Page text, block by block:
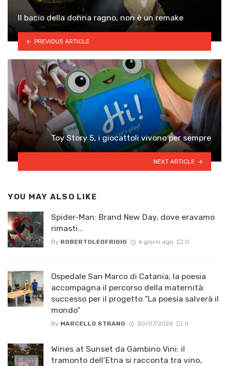
Il bacio della donna ragno, non è un remake
PREVIOUS ARTICLE
Toy Story 5, i giocattoli vivono per sempre
NEXT ARTICLE
YOU MAY ALSO LIKE
Spider-Man: Brand New Day, dove eravamo
rimasti…
By ROBERTOLEOFRIGIO 6 giorni ago 0
Ospedale San Marco di Catania, la poesia
accompagna il percorso della maternità:
successo per il progetto “La poesia salverà il
mondo”
By MARCELLO STRANO 30/07/2026 0
Wines at Sunset da Gambino Vini: il
tramonto dell’Etna si racconta tra vino,